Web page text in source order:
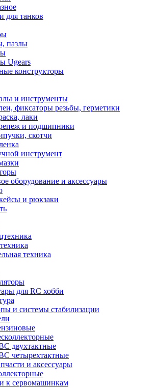
для танков
пазлы
Ugears
конструкторы
и инструменты
фиксаторы резьбы, герметики
лаки
и подшипники
скотчи
инструмент
оборудование и аксессуары
и рюкзаки
техника
для RC хобби
и системы стабилизации
двухтактные
четырехтактные
и аксессуары
к сервомашинкам